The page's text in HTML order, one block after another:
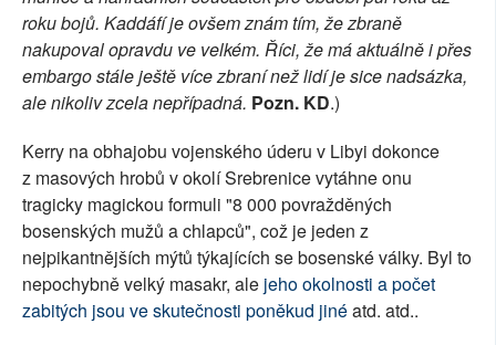
roku bojů. Kaddáfí je ovšem znám tím, že zbraně
nakupoval opravdu ve velkém. Říci, že má aktuálně i přes
embargo stále ještě více zbraní než lidí je sice nadsázka,
ale nikoliv zcela nepřípadná. Pozn. KD.)
Kerry na obhajobu vojenského úderu v Libyi dokonce
z masových hrobů v okolí Srebrenice vytáhne onu
tragicky magickou formuli "8 000 povražděných
bosenských mužů a chlapců", což je jeden z
nejpikantnějších mýtů týkajících se bosenské války. Byl to
nepochybně velký masakr, ale jeho okolnosti a počet
zabitých jsou ve skutečnosti poněkud jinéatd. atd..